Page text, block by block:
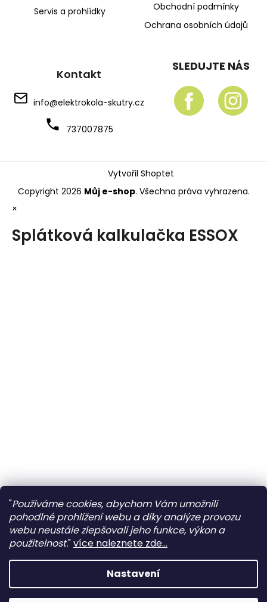
"Používáme cookies, abychom Vám umožnili
pohodlné prohlížení webu a díky analýze provozu
webu neustále zlepšovali jeho funkce, výkon a
použitelnost."více naleznete zde...
Nastavení
Servis a prohlídky
Obchodní podmínky
Ochrana osobních údajů
Kontakt
info@elektrokola-skutry.cz
737007875
SLEDUJTE NÁS
Vytvořil Shoptet
Copyright 2026 Můj e-shop. Všechna práva vyhrazena.
×
Splátková kalkulačka ESSOX